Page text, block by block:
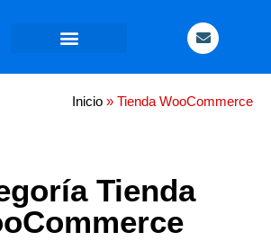
Contacta
Inicio » Tienda WooCommerce
Tienda